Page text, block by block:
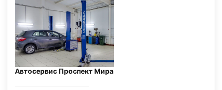
Автосервис Проспект Мира